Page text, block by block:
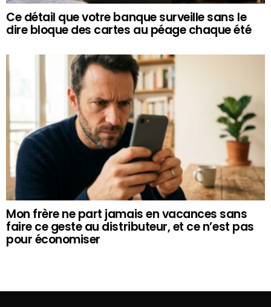
Ce détail que votre banque surveille sans le
dire bloque des cartes au péage chaque été
Mon frère ne part jamais en vacances sans
faire ce geste au distributeur, et ce n’est pas
pour économiser